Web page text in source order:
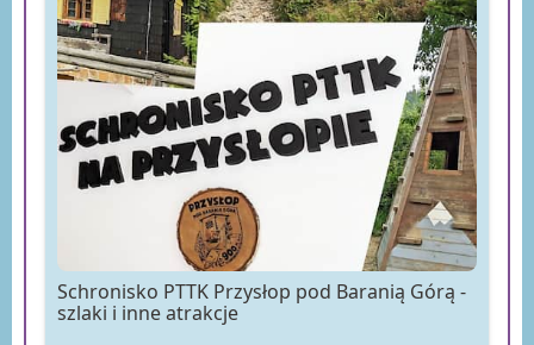
Schronisko PTTK Przysłop pod Baranią Górą -
szlaki i inne atrakcje